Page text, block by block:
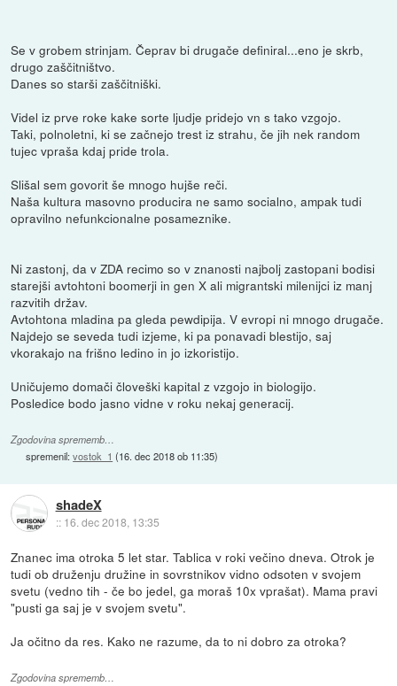
Se v grobem strinjam. Čeprav bi drugače definiral...eno je skrb,
drugo zaščitništvo.
Danes so starši zaščitniški.
Videl iz prve roke kake sorte ljudje pridejo vn s tako vzgojo.
Taki, polnoletni, ki se začnejo trest iz strahu, če jih nek random
tujec vpraša kdaj pride trola.
Slišal sem govorit še mnogo hujše reči.
Naša kultura masovno producira ne samo socialno, ampak tudi
opravilno nefunkcionalne posameznike.
Ni zastonj, da v ZDA recimo so v znanosti najbolj zastopani bodisi
starejši avtohtoni boomerji in gen X ali migrantski milenijci iz manj
razvitih držav.
Avtohtona mladina pa gleda pewdipija. V evropi ni mnogo drugače.
Najdejo se seveda tudi izjeme, ki pa ponavadi blestijo, saj
vkorakajo na frišno ledino in jo izkoristijo.
Uničujemo domači človeški kapital z vzgojo in biologijo.
Posledice bodo jasno vidne v roku nekaj generacij.
Zgodovina sprememb…
spremenil:vostok_1 (16. dec 2018 ob 11:35)
shadeX
:: 16. dec 2018, 13:35
Znanec ima otroka 5 let star. Tablica v roki večino dneva. Otrok je
tudi ob druženju družine in sovrstnikov vidno odsoten v svojem
svetu (vedno tih - če bo jedel, ga moraš 10x vprašat). Mama pravi
"pusti ga saj je v svojem svetu".
Ja očitno da res. Kako ne razume, da to ni dobro za otroka?
Zgodovina sprememb…